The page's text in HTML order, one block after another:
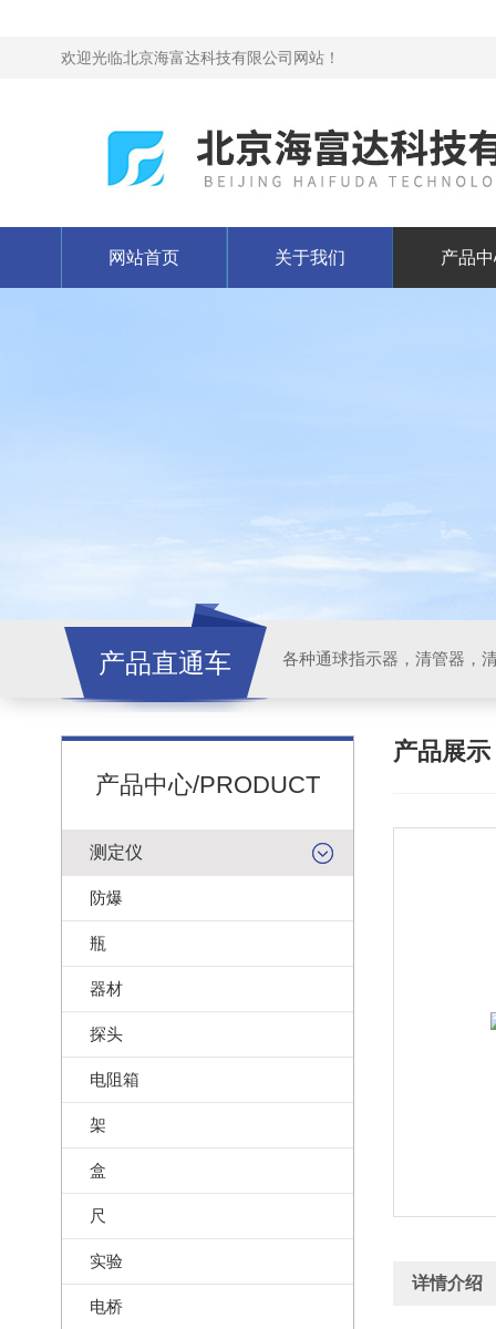
欢迎光临北京海富达科技有限公司网站！
网站首页 关于我们 产品
产品直通车 各种通球指示器，清管器，
产品中心/PRODUCT
测定仪
防爆
瓶
器材
探头
电阻箱
架
盒
尺
实验
电桥
产品展示
详情介绍